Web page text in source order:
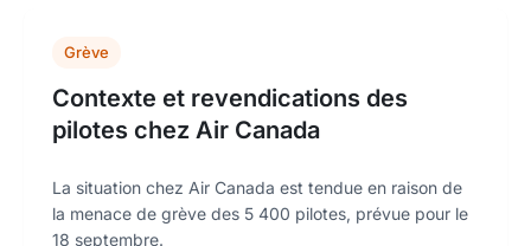
Grève
Contexte et revendications des
pilotes chez Air Canada
La situation chez Air Canada est tendue en raison de
la menace de grève des 5 400 pilotes, prévue pour le
18 septembre.